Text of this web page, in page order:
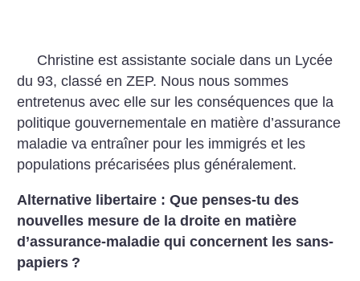
Christine est assistante sociale dans un Lycée
du 93, classé en ZEP. Nous nous sommes
entretenus avec elle sur les conséquences que la
politique gouvernementale en matière d’assurance
maladie va entraîner pour les immigrés et les
populations précarisées plus généralement.
Alternative libertaire : Que penses-tu des
nouvelles mesure de la droite en matière
d’assurance-maladie qui concernent les sans-
papiers ?